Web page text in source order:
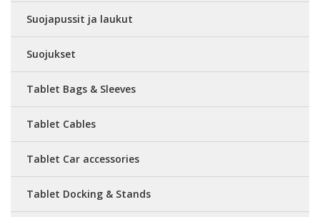
Suojapussit ja laukut
Suojukset
Tablet Bags & Sleeves
Tablet Cables
Tablet Car accessories
Tablet Docking & Stands